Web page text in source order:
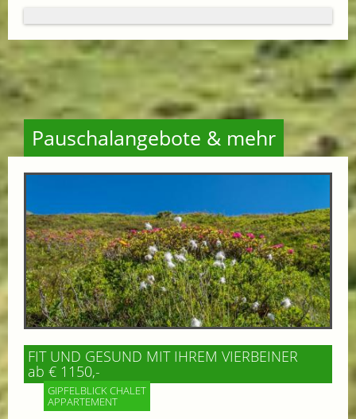
Pauschalangebote & mehr
FIT UND GESUND MIT IHREM VIERBEINER
ab € 1150,-
GIPFELBLICK CHALET
APPARTEMENT